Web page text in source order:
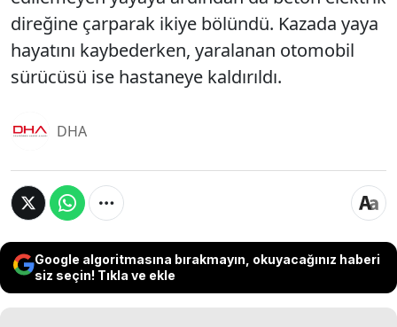
direğine çarparak ikiye bölündü. Kazada yaya
hayatını kaybederken, yaralanan otomobil
sürücüsü ise hastaneye kaldırıldı.
DHA
Google algoritmasına bırakmayın, okuyacağınız haberi
siz seçin! Tıkla ve ekle